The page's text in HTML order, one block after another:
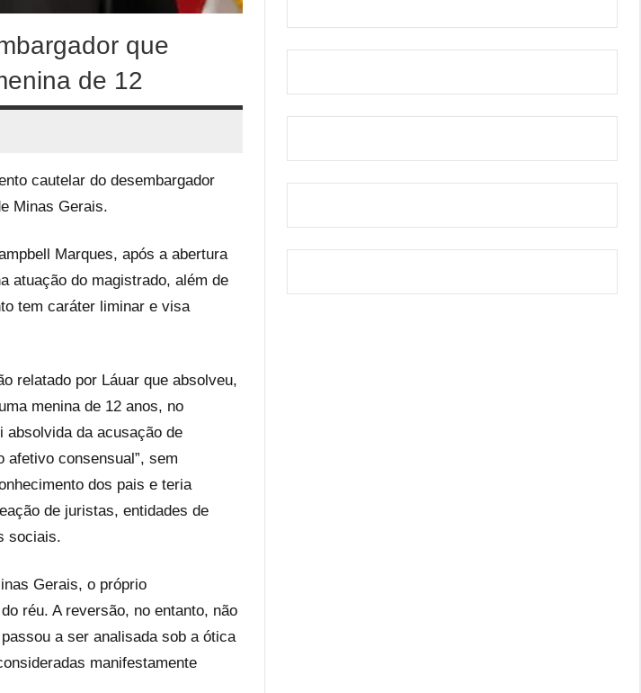
que
de 12
cautelar do desembargador
Minas Gerais.
Marques, após a abertura
atuação do magistrado, além de
tem caráter liminar e visa
relatado por Láuar que absolveu,
menina de 12 anos, no
absolvida da acusação de
afetivo consensual”, sem
dos pais e teria
de juristas, entidades de
sociais.
Gerais, o próprio
réu. A reversão, no entanto, não
a ser analisada sob a ótica
manifestamente